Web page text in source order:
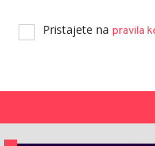
Pristajete na pravila